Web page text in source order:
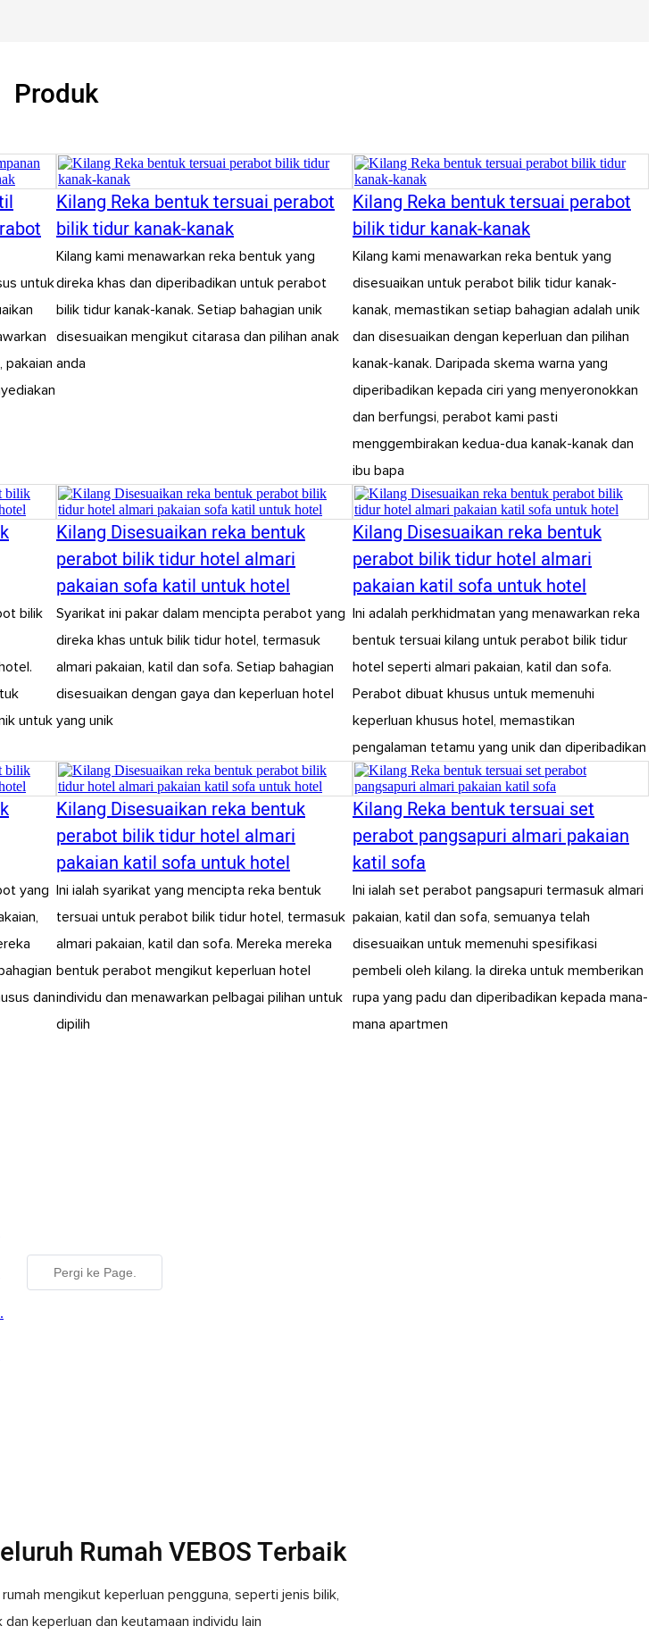
Produk
untuk
pakaian
Kilang Reka bentuk tersuai perabot
bilik tidur kanak-kanak
Kilang kami menawarkan reka bentuk yang
direka khas dan diperibadikan untuk perabot
bilik tidur kanak-kanak. Setiap bahagian unik
disesuaikan mengikut citarasa dan pilihan anak
anda
Kilang Reka bentuk tersuai perabot
bilik tidur kanak-kanak
Kilang kami menawarkan reka bentuk yang
disesuaikan untuk perabot bilik tidur kanak-
kanak, memastikan setiap bahagian adalah unik
dan disesuaikan dengan keperluan dan pilihan
kanak-kanak. Daripada skema warna yang
diperibadikan kepada ciri yang menyeronokkan
dan berfungsi, perabot kami pasti
menggembirakan kedua-dua kanak-kanak dan
ibu bapa
bilik
untuk
Kilang Disesuaikan reka bentuk
perabot bilik tidur hotel almari
pakaian sofa katil untuk hotel
Syarikat ini pakar dalam mencipta perabot yang
direka khas untuk bilik tidur hotel, termasuk
almari pakaian, katil dan sofa. Setiap bahagian
disesuaikan dengan gaya dan keperluan hotel
yang unik
Kilang Disesuaikan reka bentuk
perabot bilik tidur hotel almari
pakaian katil sofa untuk hotel
Ini adalah perkhidmatan yang menawarkan reka
bentuk tersuai kilang untuk perabot bilik tidur
hotel seperti almari pakaian, katil dan sofa.
Perabot dibuat khusus untuk memenuhi
keperluan khusus hotel, memastikan
pengalaman tetamu yang unik dan diperibadikan
yang
dan
Kilang Disesuaikan reka bentuk
perabot bilik tidur hotel almari
pakaian katil sofa untuk hotel
Ini ialah syarikat yang mencipta reka bentuk
tersuai untuk perabot bilik tidur hotel, termasuk
almari pakaian, katil dan sofa. Mereka mereka
bentuk perabot mengikut keperluan hotel
individu dan menawarkan pelbagai pilihan untuk
dipilih
Kilang Reka bentuk tersuai set
perabot pangsapuri almari pakaian
katil sofa
Ini ialah set perabot pangsapuri termasuk almari
pakaian, katil dan sofa, semuanya telah
disesuaikan untuk memenuhi spesifikasi
pembeli oleh kilang. Ia direka untuk memberikan
rupa yang padu dan diperibadikan kepada mana-
mana apartmen
Rumah VEBOS Terbaik
mengikut keperluan pengguna, seperti jenis bilik,
keperluan dan keutamaan individu lain